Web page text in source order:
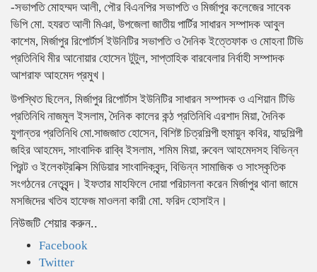
-সভাপতি মোহম্মদ আলী, পৌর বিএনপির সভাপতি ও মির্জাপুর কলেজের সাবেক
ভিপি মো. হযরত আলী মিঞা, উপজেলা জাতীয় পার্টির সাধারন সম্পাদক আবুল
কাশেম, মির্জাপুর রিপোর্টার্স ইউনিটির সভাপতি ও দৈনিক ইত্তেফাক ও মোহনা টিভি
প্রতিনিধি মীর আনোয়ার হোসেন টুটুল, সাপ্তাহিক বারবেলার নির্বাহী সম্পাদক
আশরাফ আহমেদ প্রমুখ।
উপস্থিত ছিলেন, মির্জাপুর রিপোর্টাস ইউনিটির সাধারন সম্পাদক ও এশিয়ান টিভি
প্রতিনিধি নাজমুল ইসলাম, দৈনিক কালের কন্ঠ প্রতিনিধি এরশাদ মিয়া, দৈনিক
যুগান্তর প্রতিনিধি মো.সাজজাত হোসেন, বিশিষ্ট চিত্রশিল্পী হুমায়ুন কবির, যাদুশিল্পী
জহির আহমেদ, সাংবাদিক রাব্বি ইসলাম, শমিম মিয়া, রুবেল আহমেদসহ বিভিন্ন
প্রিন্ট ও ইলেকট্রনিক্স মিডিয়ার সাংবাদিকবৃন্দ, বিভিন্ন সামাজিক ও সাংস্কৃতিক
সংগঠনের নেতৃবৃন্দ। ইফতার মাহফিলে দোয়া পরিচালনা করেন মির্জাপুর থানা জামে
মসজিদের খতিব হাফেজ মাওলনা কারী মো. ফরিদ হোসাইন।
নিউজটি শেয়ার করুন..
Facebook
Twitter